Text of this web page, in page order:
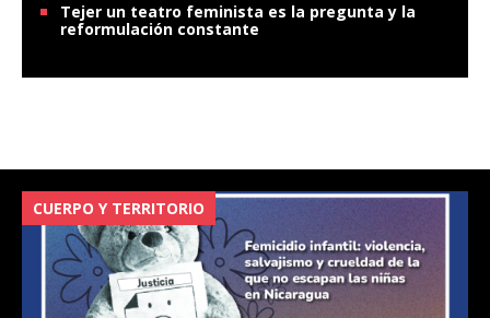
Tejer un teatro feminista es la pregunta y la
reformulación constante
CUERPO Y TERRITORIO